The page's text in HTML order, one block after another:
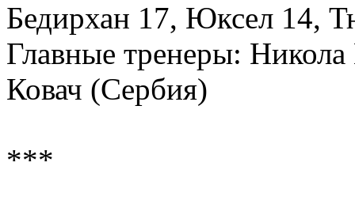
Бедирхан 17, Юксел 14,
Главные тренеры:
Ковач (Сербия)
***